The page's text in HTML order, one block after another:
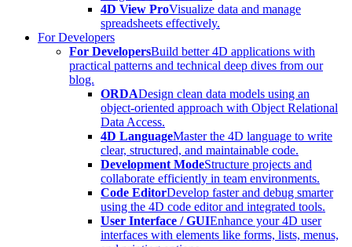
4D View ProVisualize data and manage
spreadsheets effectively.
For Developers
For DevelopersBuild better 4D applications with
practical patterns and technical deep dives from our
blog.
ORDADesign clean data models using an
object-oriented approach with Object Relational
Data Access.
4D LanguageMaster the 4D language to write
clear, structured, and maintainable code.
Development ModeStructure projects and
collaborate efficiently in team environments.
Code EditorDevelop faster and debug smarter
using the 4D code editor and integrated tools.
User Interface / GUIEnhance your 4D user
interfaces with elements like forms, lists, menus,